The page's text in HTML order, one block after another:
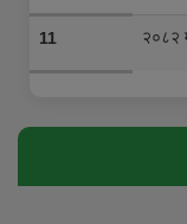
11 २०८२